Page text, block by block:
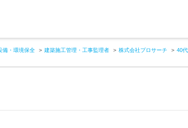
備・環境保全 建築施工管理・工事監理者 株式会社プロサーチ
40